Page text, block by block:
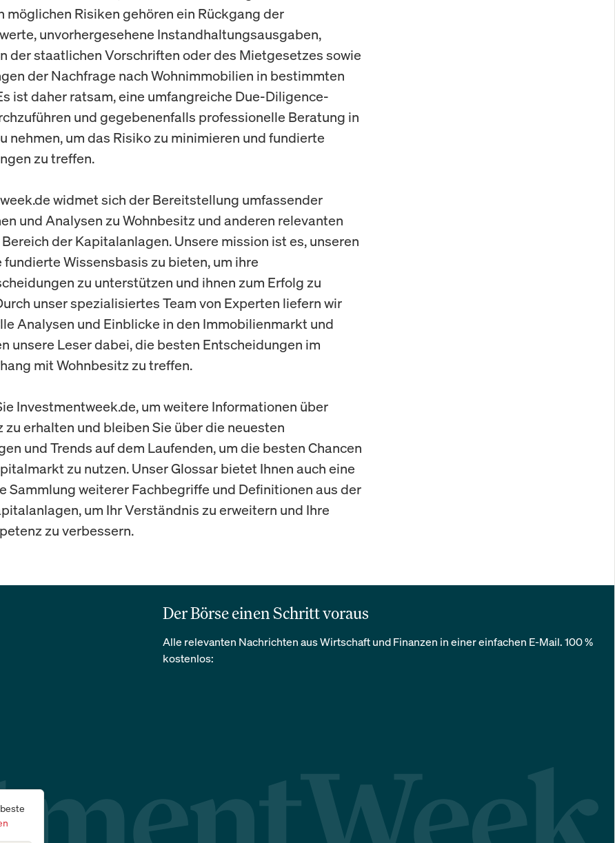
möglichen Risiken gehören ein Rückgang der
unvorhergesehene Instandhaltungsausgaben,
der staatlichen Vorschriften oder des Mietgesetzes sowie
der Nachfrage nach Wohnimmobilien in bestimmten
ist daher ratsam, eine umfangreiche Due-Diligence-
und gegebenenfalls professionelle Beratung in
nehmen, um das Risiko zu minimieren und fundierte
zu treffen.
widmet sich der Bereitstellung umfassender
und Analysen zu Wohnbesitz und anderen relevanten
der Kapitalanlagen. Unsere mission ist es, unseren
fundierte Wissensbasis zu bieten, um ihre
zu unterstützen und ihnen zum Erfolg zu
unser spezialisiertes Team von Experten liefern wir
Analysen und Einblicke in den Immobilienmarkt und
unsere Leser dabei, die besten Entscheidungen im
mit Wohnbesitz zu treffen.
Investmentweek.de, um weitere Informationen über
zu erhalten und bleiben Sie über die neuesten
und Trends auf dem Laufenden, um die besten Chancen
zu nutzen. Unser Glossar bietet Ihnen auch eine
Sammlung weiterer Fachbegriffe und Definitionen aus der
um Ihr Verständnis zu erweitern und Ihre
zu verbessern.
Der Börse einen Schritt voraus
Alle relevanten Nachrichten aus Wirtschaft und Finanzen in einer einfachen E-Mail. 100 %
kostenlos: